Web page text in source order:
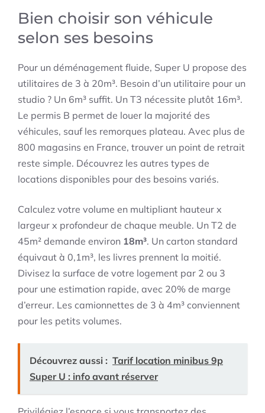
Bien choisir son véhicule
selon ses besoins
Pour un déménagement fluide, Super U propose des
utilitaires de 3 à 20m³. Besoin d’un utilitaire pour un
studio ? Un 6m³ suffit. Un T3 nécessite plutôt 16m³.
Le permis B permet de louer la majorité des
véhicules, sauf les remorques plateau. Avec plus de
800 magasins en France, trouver un point de retrait
reste simple. Découvrez les autres types de
locations disponibles pour des besoins variés.
Calculez votre volume en multipliant hauteur x
largeur x profondeur de chaque meuble. Un T2 de
45m² demande environ 18m³. Un carton standard
équivaut à 0,1m³, les livres prennent la moitié.
Divisez la surface de votre logement par 2 ou 3
pour une estimation rapide, avec 20% de marge
d’erreur. Les camionnettes de 3 à 4m³ conviennent
pour les petits volumes.
Découvrez aussi : Tarif location minibus 9p
Super U : info avant réserver